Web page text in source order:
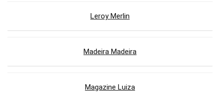
Leroy Merlin
Madeira Madeira
Magazine Luiza